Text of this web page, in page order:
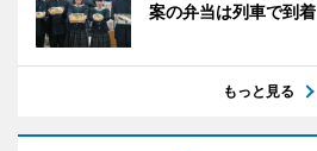
案の弁当は列車で到着
もっと見る